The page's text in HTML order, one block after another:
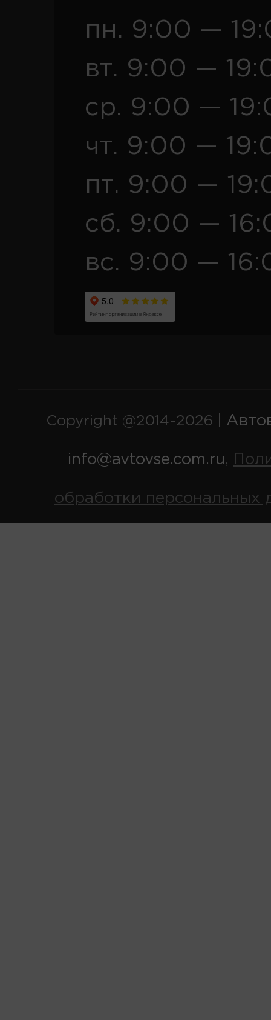
пн. 9:00 —
вт. 9:00 —
ср. 9:00 —
чт. 9:00 —
пт. 9:00 —
сб. 9:00 —
вс. 9:00 —
Copyright @2014-2026 |
info@avtovse.com.ru,
обработки персональных